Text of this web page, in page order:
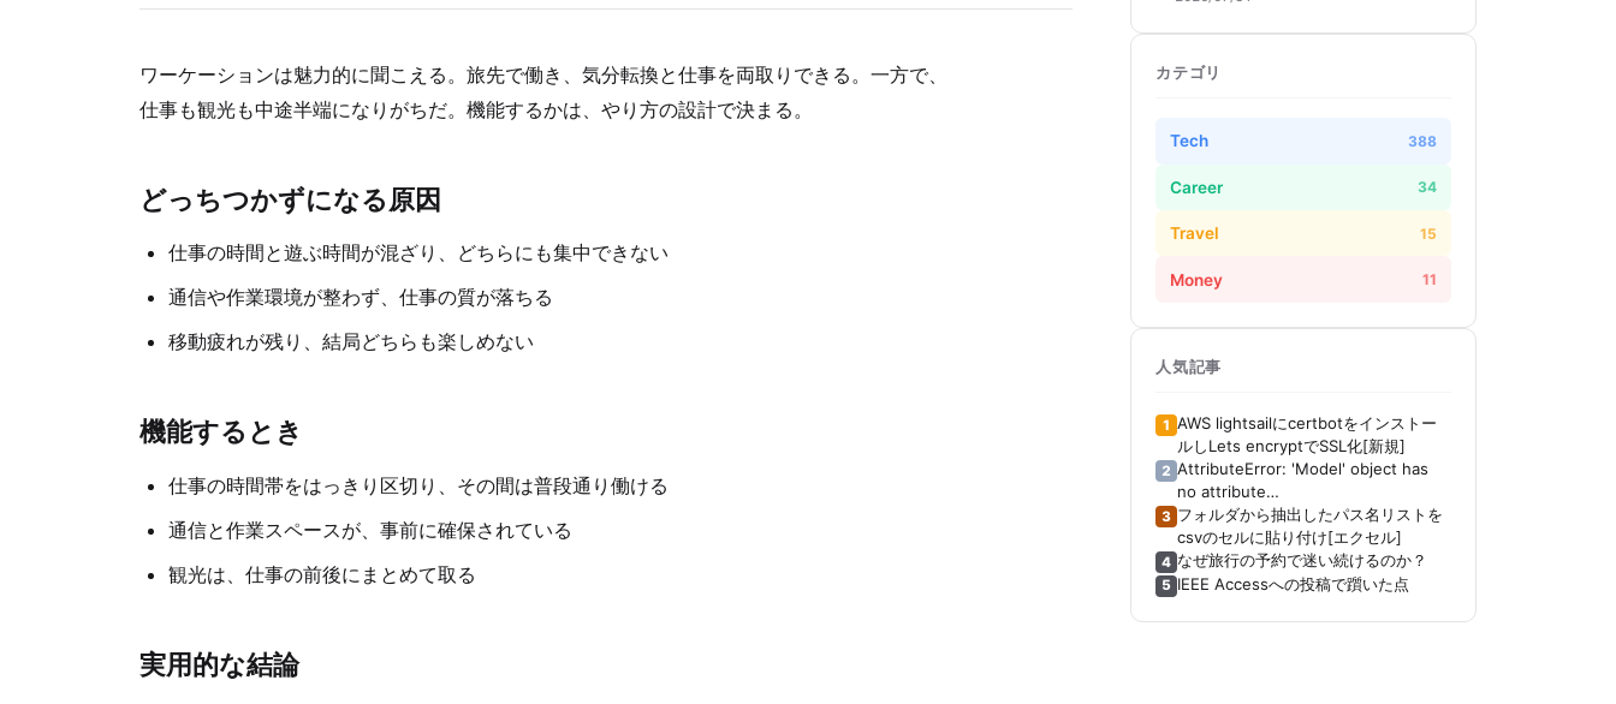
ワーケーションは魅力的に聞こえる。旅先で働き、気分転換と仕事を両取りできる。一方で、
仕事も観光も中途半端になりがちだ。機能するかは、やり方の設計で決まる。
どっちつかずになる原因
仕事の時間と遊ぶ時間が混ざり、どちらにも集中できない
通信や作業環境が整わず、仕事の質が落ちる
移動疲れが残り、結局どちらも楽しめない
機能するとき
仕事の時間帯をはっきり区切り、その間は普段通り働ける
通信と作業スペースが、事前に確保されている
観光は、仕事の前後にまとめて取る
実用的な結論
カテゴリ
Tech 388
Career 34
Travel 15
Money 11
人気記事
1 AWS lightsailにcertbotをインストー
ルしLets encryptでSSL化[新規]
2 AttributeError: 'Model' object has
no attribute
'_get_distribution_strategy'[Keras]
[Tensorboard]
3 フォルダから抽出したパス名リストを
csvのセルに貼り付け[エクセル]
4 なぜ旅行の予約で迷い続けるのか？
5 IEEE Accessへの投稿で躓いた点